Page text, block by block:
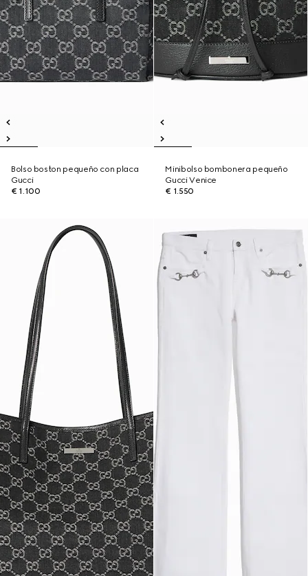
Bolso boston pequeño con placa
Gucci
€ 1.100
Minibolso bombonera pequeño
Gucci Venice
€ 1.550